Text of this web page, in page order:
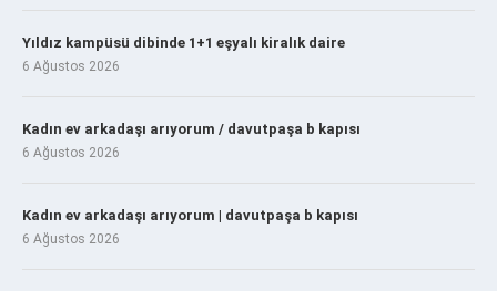
Yıldız kampüsü dibinde 1+1 eşyalı kiralık daire
6 Ağustos 2026
Kadın ev arkadaşı arıyorum / davutpaşa b kapısı
6 Ağustos 2026
Kadın ev arkadaşı arıyorum | davutpaşa b kapısı
6 Ağustos 2026